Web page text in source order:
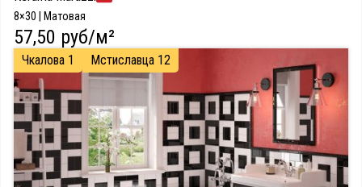
8×30 | Матовая
57,50 руб/м²
Чкалова 1 Мстиславца 12